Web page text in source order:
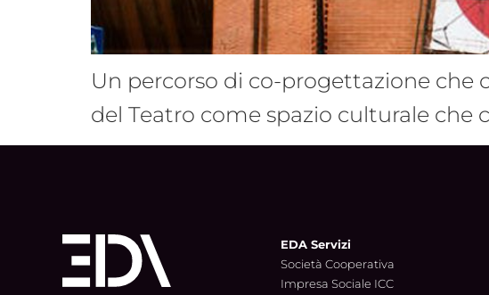
Un percorso di co-progettazione che
del Teatro come spazio culturale che
EDA Servizi
Società Cooperativa
Impresa Sociale ICC